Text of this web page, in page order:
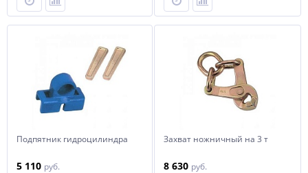
Подпятник гидроцилиндра
5 110 руб.
Захват ножничный на 3 т
8 630 руб.